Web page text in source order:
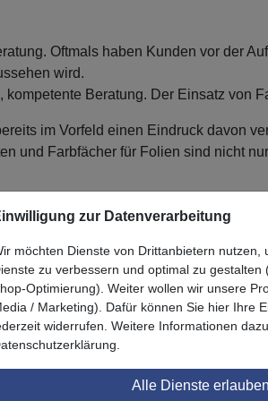
Oftmals haben Kunden vor der
wird.
Beratung. Der Einsatz von
im Vorfeld einen Eindruck davon
und Farbfächer für Folien sind nicht
die zu ihrer Corporate Identity
Zuletzt
zur Datenverarbeitung
möchten Dienste von Drittanbietern nutzen,
zu verbessern und optimal zu gestalten
Optimierung). Weiter wollen wir unsere
/ Marketing). Dafür können Sie hier Ihre
widerrufen. Weitere Informationen
Alle Dienste erlauben